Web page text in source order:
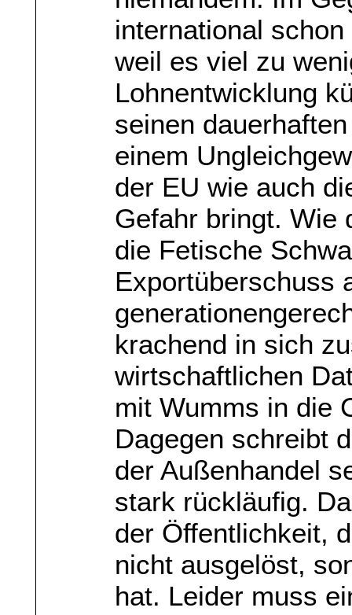
international
weil es viel zu
Lohnentwicklung
seinen
einem
der EU wie auch
Gefahr bringt. Wie
die Fetische
Exportüberschuss
krachend in sich
wirtschaftlichen
mit Wumms in die
Dagegen schreibt
der Außenhandel
stark rückläufig.
der Öffentlichkeit,
nicht ausgelöst,
hat. Leider muss